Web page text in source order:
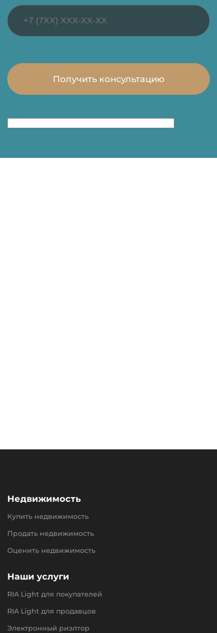
Недвижимость
Купить недвижимость
Продать недвижимость
Оценить недвижимость
Наши услуги
RIA Light для покупателей
RIA Light для продавцов
Электронный риэлтор